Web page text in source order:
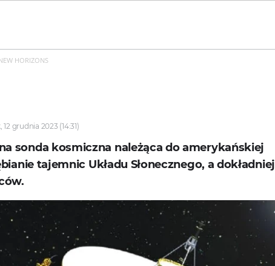
HORIZONS
grudnia 2023 (14:31)
sonda kosmiczna należąca do amerykańskiej
tajemnic Układu Słonecznego, a dokładniej